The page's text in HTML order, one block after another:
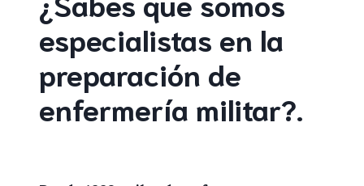
especialistas en la
preparación de
enfermería militar?.